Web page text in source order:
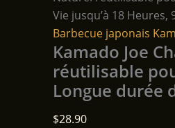
Vie jusqu’à 18 Heures,
Barbecue japonais
Kamado Joe
réutilisable
Longue durée
$28.90